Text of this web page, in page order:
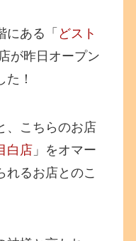
にある「 どスト
が昨日オープン
！
、こちらのお店
白店 」をオマー
れるお店とのこ